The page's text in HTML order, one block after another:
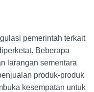
pemerintah terkait
Beberapa
larangan sementara
produk-produk
kesempatan untuk